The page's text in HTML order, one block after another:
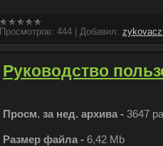
Просмотров: 444 Добавил:
Руководство
Просм. за нед. архива - 3647
Размер файла - 6,42 Mb